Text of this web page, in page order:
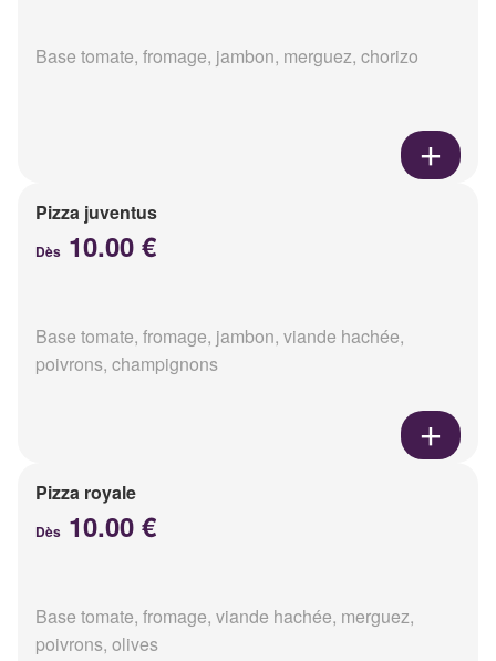
Base tomate, fromage, jambon, merguez, chorizo
Pizza juventus
Dès 10.00 €
Base tomate, fromage, jambon, viande hachée,
poivrons, champignons
Pizza royale
Dès 10.00 €
Base tomate, fromage, viande hachée, merguez,
poivrons, olives